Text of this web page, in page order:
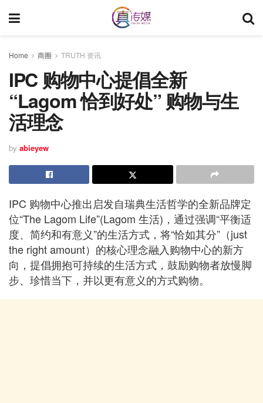
Home 商圈 TRUTH 资讯
IPC 购物中心提倡全新
“Lagom 恰到好处” 购物与生
活理念
by abieyew
IPC 购物中心推出启发自瑞典生活哲学的全新品牌定
位“The Lagom Life”(Lagom 生活)，通过强调“平衡适
度、简约和有意义”的生活方式，将“恰如其分”（just
the right amount）的核心理念融入购物中心的新方
向，提倡拥抱可持续的生活方式，鼓励购物者放慢脚
步、珍惜当下，并以更有意义的方式购物。